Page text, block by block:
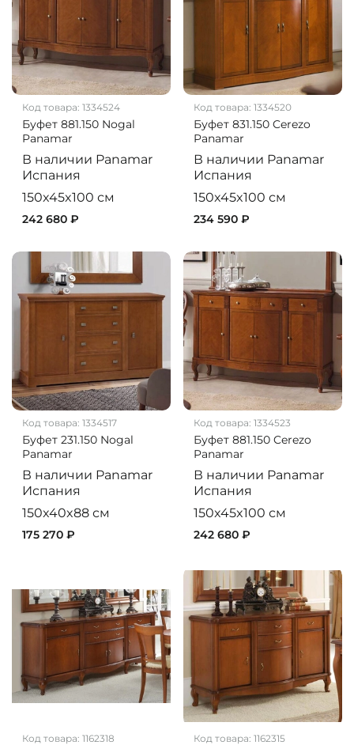
Код товара: 1334524
Буфет 881.150 Nogal
Panamar
В наличии Panamar
Испания
150x45x100 см
242 680 ₽
Код товара: 1334520
Буфет 831.150 Cerezo
Panamar
В наличии Panamar
Испания
150x45x100 см
234 590 ₽
Код товара: 1334517
Буфет 231.150 Nogal
Panamar
В наличии Panamar
Испания
150x40x88 см
175 270 ₽
Код товара: 1334523
Буфет 881.150 Cerezo
Panamar
В наличии Panamar
Испания
150x45x100 см
242 680 ₽
Код товара: 1162318 Код товара: 1162315